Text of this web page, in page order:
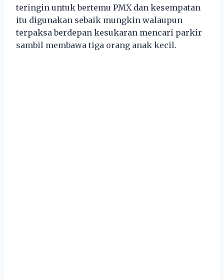
teringin untuk bertemu PMX dan kesempatan
itu digunakan sebaik mungkin walaupun
terpaksa berdepan kesukaran mencari parkir
sambil membawa tiga orang anak kecil.